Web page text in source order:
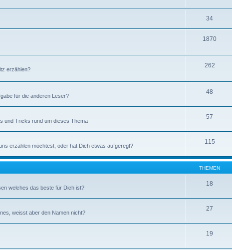
34
1870
erzählen?
262
für die anderen Leser?
48
und Tricks rund um dieses Thema
57
erzählen möchtest, oder hat Dich etwas aufgeregt?
115
THEMEN
welches das beste für Dich ist?
18
weisst aber den Namen nicht?
27
19